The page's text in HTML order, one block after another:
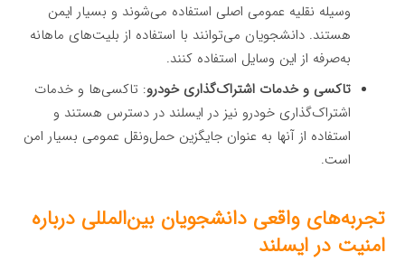
وسیله نقلیه عمومی اصلی استفاده می‌شوند و بسیار ایمن
هستند. دانشجویان می‌توانند با استفاده از بلیت‌های ماهانه
به‌صرفه از این وسایل استفاده کنند.
تاکسی و خدمات اشتراک‌گذاری خودرو: تاکسی‌ها و خدمات
اشتراک‌گذاری خودرو نیز در ایسلند در دسترس هستند و
استفاده از آنها به عنوان جایگزین حمل‌ونقل عمومی بسیار امن
است.
تجربه‌های واقعی دانشجویان بین‌المللی درباره
امنیت در ایسلند